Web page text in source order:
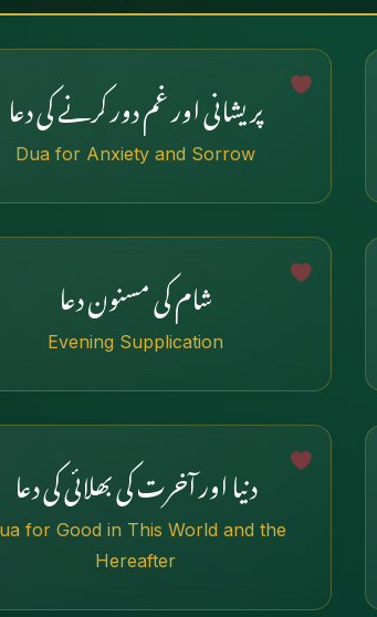
پریشانی اور غم دور کرنے کی دعا
Dua for Anxiety and Sorrow
شام کی مسنون دعا
Evening Supplication
دنیا اور آخرت کی بھلائی کی دعا
for Good in This World and the
Hereafter